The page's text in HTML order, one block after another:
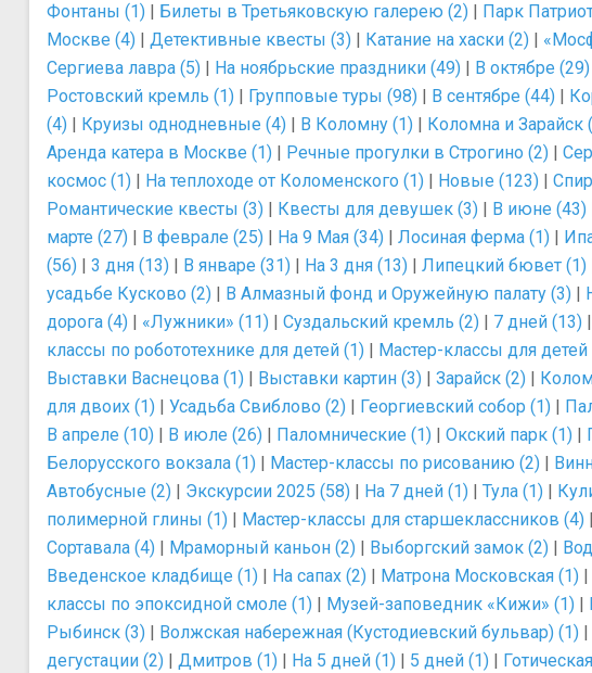
Фонтаны (1) | Билеты в Третьяковскую галерею (2) | Парк
Москве (4) | Детективные квесты (3) | Катание на хаски (2) |
Сергиева лавра (5) | На ноябрьские праздники (49) | В октябре (29)
Ростовский кремль (1) | Групповые туры (98) | В сентябре (44) |
(4) | Круизы однодневные (4) | В Коломну (1) | Коломна и Зарайск
Аренда катера в Москве (1) | Речные прогулки в Строгино (2) |
космос (1) | На теплоходе от Коломенского (1) | Новые (123) |
Романтические квесты (3) | Квесты для девушек (3) | В июне (43)
марте (27) | В феврале (25) | На 9 Мая (34) | Лосиная ферма (1) |
(56) | 3 дня (13) | В январе (31) | На 3 дня (13) | Липецкий бювет (1)
усадьбе Кусково (2) | В Алмазный фонд и Оружейную палату (3) |
дорога (4) | «Лужники» (11) | Суздальский кремль (2) | 7 дней (13) |
классы по робототехнике для детей (1) | Мастер-классы для
Выставки Васнецова (1) | Выставки картин (3) | Зарайск (2) |
для двоих (1) | Усадьба Свиблово (2) | Георгиевский собор (1) |
В апреле (10) | В июле (26) | Паломнические (1) | Окский парк (1) |
Белорусского вокзала (1) | Мастер-классы по рисованию (2) |
Автобусные (2) | Экскурсии 2025 (58) | На 7 дней (1) | Тула (1) |
полимерной глины (1) | Мастер-классы для старшеклассников (4) |
Сортавала (4) | Мраморный каньон (2) | Выборгский замок (2) |
Введенское кладбище (1) | На сапах (2) | Матрона Московская (1) |
классы по эпоксидной смоле (1) | Музей-заповедник «Кижи» (1) |
Рыбинск (3) | Волжская набережная (Кустодиевский бульвар) (1) |
дегустации (2) | Дмитров (1) | На 5 дней (1) | 5 дней (1) |